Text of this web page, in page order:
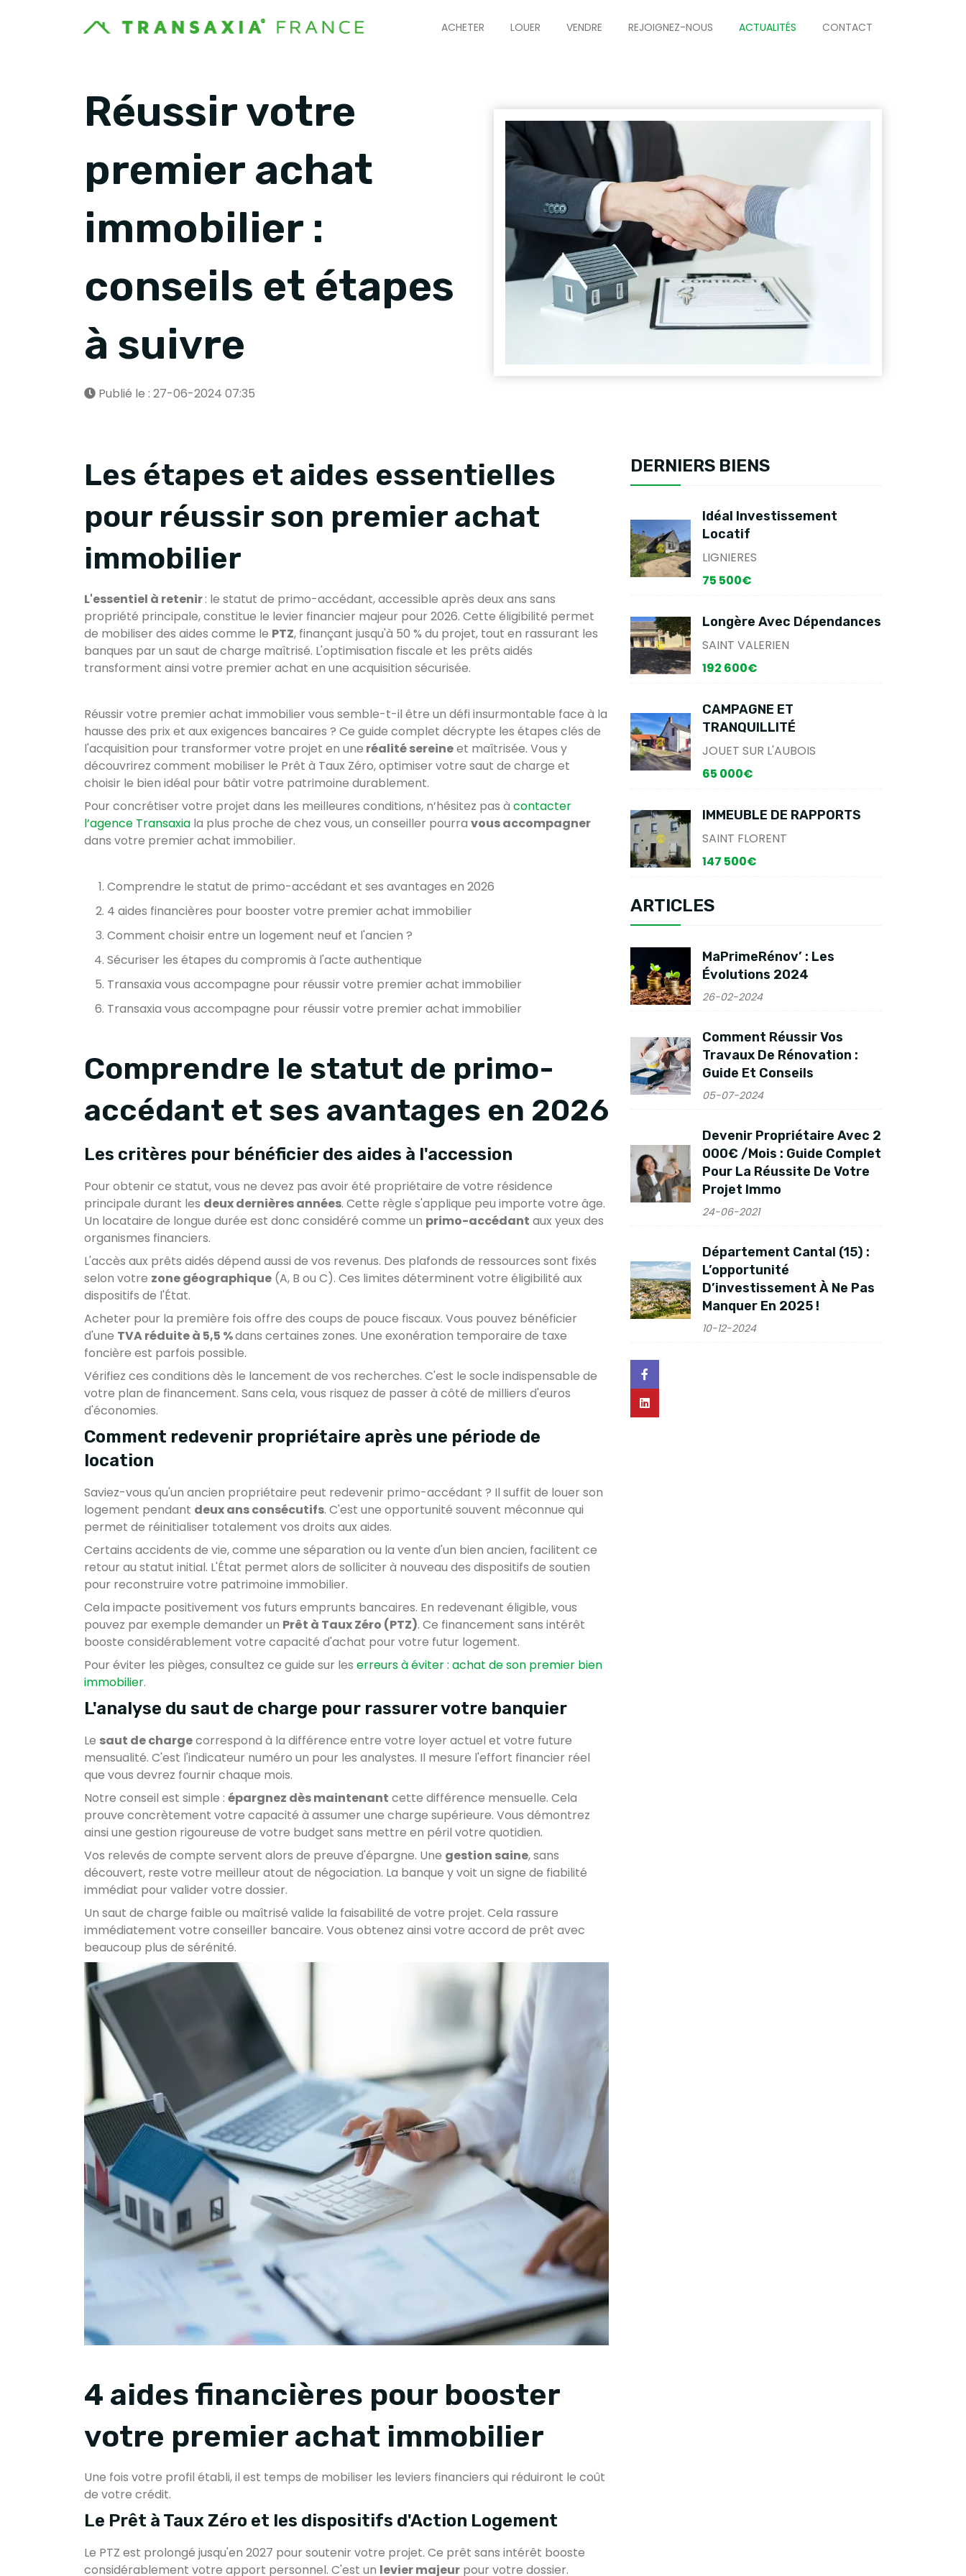
ACHETER LOUER VENDRE REJOIGNEZ-NOUS ACTUALITÉS CONTACT
Réussir votre
premier achat
immobilier :
conseils et étapes
à suivre
Publié le : 27-06-2024 07:35
Les étapes et aides essentielles
pour réussir son premier achat
immobilier
L'essentiel à retenir: le statut de primo-accédant, accessible après deux ans sans
propriété principale, constitue le levier financier majeur pour 2026. Cette éligibilité permet
de mobiliser des aides comme le PTZ, finançant jusqu'à 50 % du projet, tout en rassurant les
banques par un saut de charge maîtrisé. L'optimisation fiscale et les prêts aidés
transforment ainsi votre premier achat en une acquisition sécurisée.
Réussir votre premier achat immobilier vous semble-t-il être un défi insurmontable face à la
hausse des prix et aux exigences bancaires ? Ce guide complet décrypte les étapes clés de
l'acquisition pour transformer votre projet en une réalité sereineet maîtrisée. Vous y
découvrirez comment mobiliser le Prêt à Taux Zéro, optimiser votre saut de charge et
choisir le bien idéal pour bâtir votre patrimoine durablement.
Pour concrétiser votre projet dans les meilleures conditions, n’hésitez pas à contacter
l’agence Transaxia la plus proche de chez vous, un conseiller pourra vous accompagner
dans votre premier achat immobilier.
Comprendre le statut de primo-accédant et ses avantages en 2026
4 aides financières pour booster votre premier achat immobilier
Comment choisir entre un logement neuf et l'ancien ?
Sécuriser les étapes du compromis à l'acte authentique
Transaxia vous accompagne pour réussir votre premier achat immobilier
Transaxia vous accompagne pour réussir votre premier achat immobilier
Comprendre le statut de primo-
accédant et ses avantages en 2026
Les critères pour bénéficier des aides à l'accession
Pour obtenir ce statut, vous ne devez pas avoir été propriétaire de votre résidence
principale durant les deux dernières années. Cette règle s'applique peu importe votre âge.
Un locataire de longue durée est donc considéré comme un primo-accédant aux yeux des
organismes financiers.
L'accès aux prêts aidés dépend aussi de vos revenus. Des plafonds de ressources sont fixés
selon votre zone géographique (A, B ou C). Ces limites déterminent votre éligibilité aux
dispositifs de l'État.
Acheter pour la première fois offre des coups de pouce fiscaux. Vous pouvez bénéficier
d'une TVA réduite à 5,5 %dans certaines zones. Une exonération temporaire de taxe
foncière est parfois possible.
Vérifiez ces conditions dès le lancement de vos recherches. C'est le socle indispensable de
votre plan de financement. Sans cela, vous risquez de passer à côté de milliers d'euros
d'économies.
Comment redevenir propriétaire après une période de
location
Saviez-vous qu'un ancien propriétaire peut redevenir primo-accédant ? Il suffit de louer son
logement pendant deux ans consécutifs. C'est une opportunité souvent méconnue qui
permet de réinitialiser totalement vos droits aux aides.
Certains accidents de vie, comme une séparation ou la vente d'un bien ancien, facilitent ce
retour au statut initial. L'État permet alors de solliciter à nouveau des dispositifs de soutien
pour reconstruire votre patrimoine immobilier.
Cela impacte positivement vos futurs emprunts bancaires. En redevenant éligible, vous
pouvez par exemple demander un Prêt à Taux Zéro (PTZ). Ce financement sans intérêt
booste considérablement votre capacité d'achat pour votre futur logement.
Pour éviter les pièges, consultez ce guide sur les erreurs à éviter : achat de son premier bien
immobilier.
L'analyse du saut de charge pour rassurer votre banquier
Le saut de chargecorrespond à la différence entre votre loyer actuel et votre future
mensualité. C'est l'indicateur numéro un pour les analystes. Il mesure l'effort financier réel
que vous devrez fournir chaque mois.
Notre conseil est simple : épargnez dès maintenant cette différence mensuelle. Cela
prouve concrètement votre capacité à assumer une charge supérieure. Vous démontrez
ainsi une gestion rigoureuse de votre budget sans mettre en péril votre quotidien.
Vos relevés de compte servent alors de preuve d'épargne. Une gestion saine, sans
découvert, reste votre meilleur atout de négociation. La banque y voit un signe de fiabilité
immédiat pour valider votre dossier.
Un saut de charge faible ou maîtrisé valide la faisabilité de votre projet. Cela rassure
immédiatement votre conseiller bancaire. Vous obtenez ainsi votre accord de prêt avec
beaucoup plus de sérénité.
4 aides financières pour booster
votre premier achat immobilier
Une fois votre profil établi, il est temps de mobiliser les leviers financiers qui réduiront le coût
de votre crédit.
Le Prêt à Taux Zéro et les dispositifs d'Action Logement
Le PTZ est prolongé jusqu'en 2027 pour soutenir votre projet. Ce prêt sans intérêt booste
considérablement votre apport personnel. C'est un levier majeur pour votre dossier.
DERNIERS BIENS
Idéal Investissement
Locatif
LIGNIERES
75 500€
Longère Avec Dépendances
SAINT VALERIEN
192 600€
CAMPAGNE ET
TRANQUILLITÉ
JOUET SUR L'AUBOIS
65 000€
IMMEUBLE DE RAPPORTS
SAINT FLORENT
147 500€
ARTICLES
MaPrimeRénov’ : Les
Évolutions 2024
26-02-2024
Comment Réussir Vos
Travaux De Rénovation :
Guide Et Conseils
05-07-2024
Devenir Propriétaire Avec 2
000€ /mois : Guide Complet
Pour La Réussite De Votre
Projet Immo
24-06-2021
Département Cantal (15) :
L’opportunité
D’investissement À Ne Pas
Manquer En 2025 !
10-12-2024